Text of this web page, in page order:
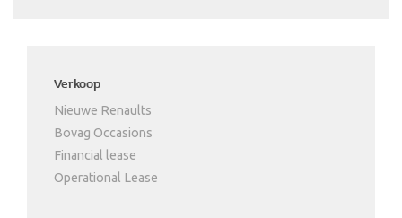
Verkoop
Nieuwe Renaults
Bovag Occasions
Financial lease
Operational Lease